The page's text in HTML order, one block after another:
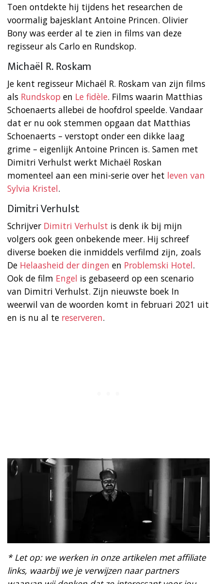
Toen ontdekte hij tijdens het researchen de
voormalig bajesklant Antoine Princen. Olivier
Bony was eerder al te zien in films van deze
regisseur als Carlo en Rundskop.
Michaël R. Roskam
Je kent regisseur Michaël R. Roskam van zijn films
als Rundskop en Le fidèle. Films waarin Matthias
Schoenaerts allebei de hoofdrol speelde. Vandaar
dat er nu ook stemmen opgaan dat Matthias
Schoenaerts – verstopt onder een dikke laag
grime – eigenlijk Antoine Princen is. Samen met
Dimitri Verhulst werkt Michaël Roskan
momenteel aan een mini-serie over het leven van
Sylvia Kristel.
Dimitri Verhulst
Schrijver Dimitri Verhulst is denk ik bij mijn
volgers ook geen onbekende meer. Hij schreef
diverse boeken die inmiddels verfilmd zijn, zoals
De Helaasheid der dingen en Problemski Hotel.
Ook de film Engel is gebaseerd op een scenario
van Dimitri Verhulst. Zijn nieuwste boek In
weerwil van de woorden komt in februari 2021 uit
en is nu al te reserveren.
* Let op: we werken in onze artikelen met affiliate
links, waarbij we je verwijzen naar partners